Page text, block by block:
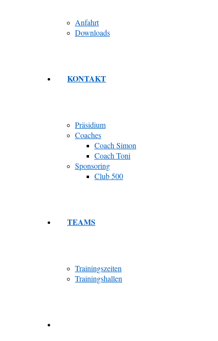
Anfahrt
Downloads
KONTAKT
Präsidium
Coaches
Coach Simon
Coach Toni
Sponsoring
Club 500
TEAMS
Trainingszeiten
Trainingshallen